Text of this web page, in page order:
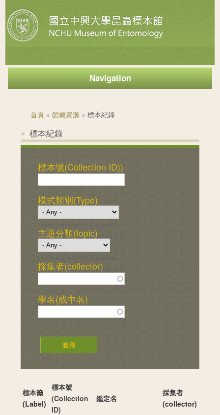
Navigation
首頁 »館藏資源 » 標本紀錄
標本紀錄
標本號(Collection ID))
模式類別(Type)
the first selected term will be the
default instead of "Any".
主題分類(topic)
the first selected term will be the
採集者(collector)
學名(或中名)
標本籤
(Label)
標本號
(Collection
ID)
鑑定名
採集者
(collector)